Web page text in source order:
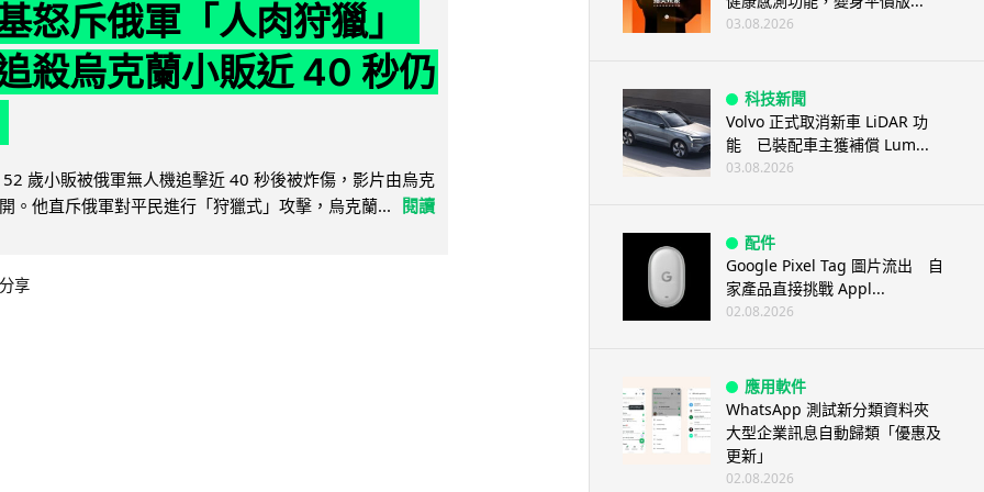
怒斥俄軍「人肉狩獵」
殺烏克蘭小販近 40 秒仍
歲小販被俄軍無人機追擊近 40 秒後被炸傷，影片由烏克
。他直斥俄軍對平民進行「狩獵式」攻擊，烏克蘭...
閱讀
分享
03.08.2026
科技新聞
Volvo 正式取消新車 LiDAR 功
能 已裝配車主獲補償 Lum...
03.08.2026
配件
Google Pixel Tag 圖片流出 自
家產品直接挑戰 Appl...
02.08.2026
應用軟件
WhatsApp 測試新分類資料夾
大型企業訊息自動歸類「優惠及
更新」
02.08.2026